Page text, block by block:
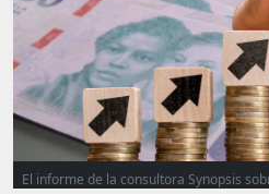
El informe de la consultora Synopsis